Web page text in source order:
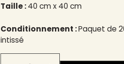
Taille :40 cm x 40 cm
Conditionnement :Paquet de
intissé